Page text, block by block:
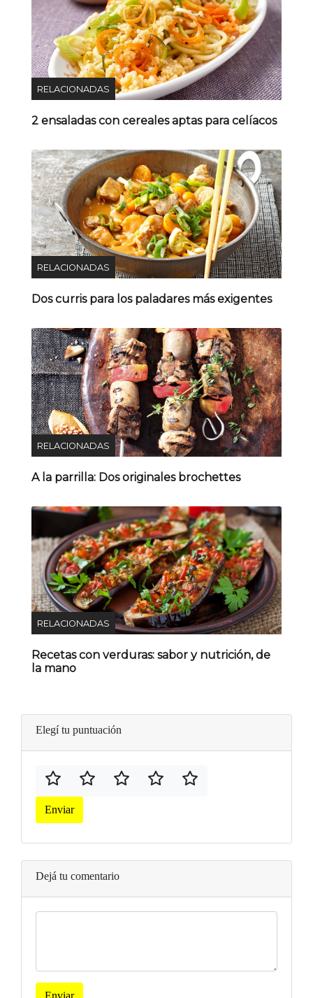
RELACIONADAS
2 ensaladas con cereales aptas para celíacos
RELACIONADAS
Dos curris para los paladares más exigentes
RELACIONADAS
A la parrilla: Dos originales brochettes
RELACIONADAS
Recetas con verduras: sabor y nutrición, de
la mano
Elegí tu puntuación
Enviar
Dejá tu comentario